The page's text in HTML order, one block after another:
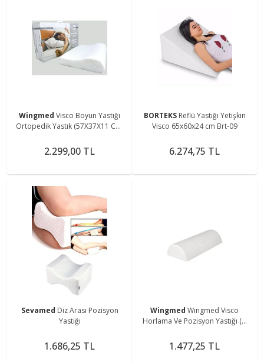
Wingmed Visco Boyun Yastığı
Ortopedik Yastık (57X37X11 CM)
2.299,00 TL
BORTEKS Reflü Yastığı Yetişkin
Visco 65x60x24 cm Brt-09
6.274,75 TL
Sevamed Diz Arası Pozisyon
Yastığı
1.686,25 TL
Wingmed Wıngmed Visco
Horlama Ve Pozisyon Yastığı (w
1.477,25 TL